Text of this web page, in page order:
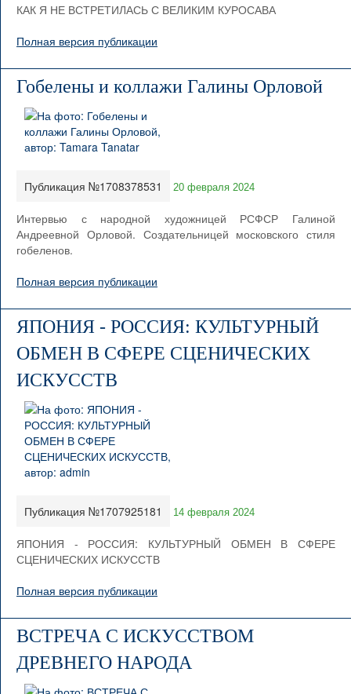
КАК Я НЕ ВСТРЕТИЛАСЬ С ВЕЛИКИМ КУРОСАВА
Полная версия публикации
Гобелены и коллажи Галины Орловой
Публикация №1708378531 20 февраля 2024
Интервью с народной художницей РСФСР Галиной
Андреевной Орловой. Создательницей московского стиля
гобеленов.
Полная версия публикации
ЯПОНИЯ - РОССИЯ: КУЛЬТУРНЫЙ
ОБМЕН В СФЕРЕ СЦЕНИЧЕСКИХ
ИСКУССТВ
Публикация №1707925181 14 февраля 2024
ЯПОНИЯ - РОССИЯ: КУЛЬТУРНЫЙ ОБМЕН В СФЕРЕ
СЦЕНИЧЕСКИХ ИСКУССТВ
Полная версия публикации
ВСТРЕЧА С ИСКУССТВОМ
ДРЕВНЕГО НАРОДА